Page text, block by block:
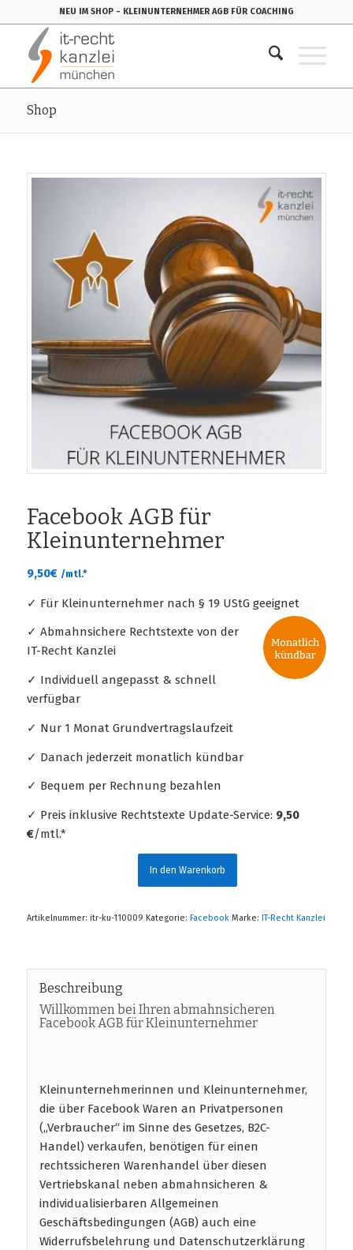
NEU IM SHOP - KLEINUNTERNEHMER AGB FÜR COACHING
Shop
Facebook AGB für
Kleinunternehmer
9,50€ /mtl.*
✓ Für Kleinunternehmer nach § 19 UStG geeignet
✓ Abmahnsichere Rechtstexte von der
IT-Recht Kanzlei
✓ Individuell angepasst & schnell
verfügbar
✓ Nur 1 Monat Grundvertragslaufzeit
✓ Danach jederzeit monatlich kündbar
✓ Bequem per Rechnung bezahlen
✓ Preis inklusive Rechtstexte Update-Service: 9,50
€/mtl.*
In den Warenkorb
Artikelnummer: itr-ku-110009 Kategorie: Facebook Marke: IT-Recht Kanzlei
Beschreibung
Willkommen bei Ihren abmahnsicheren
Facebook AGB für Kleinunternehmer
Kleinunternehmerinnen und Kleinunternehmer,
die über Facebook Waren an Privatpersonen
(„Verbraucher“ im Sinne des Gesetzes, B2C-
Handel) verkaufen, benötigen für einen
rechtssicheren Warenhandel über diesen
Vertriebskanal neben abmahnsicheren &
individualisierbaren Allgemeinen
Geschäftsbedingungen (AGB) auch eine
Widerrufsbelehrung und Datenschutzerklärung